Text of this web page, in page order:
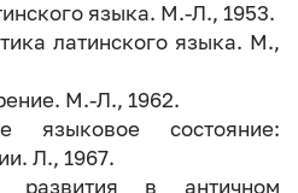
языка. М.-Л., 1953.
латинского языка. М.,
М.-Л., 1962.
языковое состояние:
Л., 1967.
развития в античном